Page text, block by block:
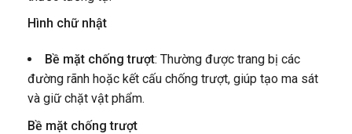
Hình chữ nhật
Bề mặt chống trượt: Thường được trang bị các
đường rãnh hoặc kết cấu chống trượt, giúp tạo ma sát
và giữ chặt vật phẩm.
Bề mặt chống trượt